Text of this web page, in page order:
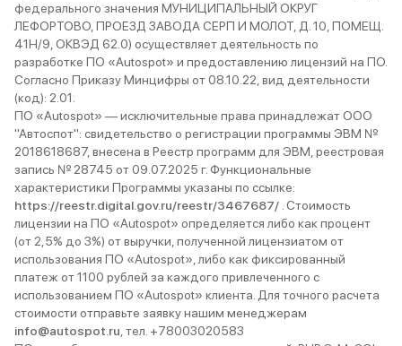
федерального значения МУНИЦИПАЛЬНЫЙ ОКРУГ
ЛЕФОРТОВО, ПРОЕЗД ЗАВОДА СЕРП И МОЛОТ, Д. 10, ПОМЕЩ.
41Н/9, ОКВЭД 62.0) осуществляет деятельность по
разработке ПО «Autospot» и предоставлению лицензий на ПО.
Согласно Приказу Минцифры от 08.10.22, вид деятельности
(код): 2.01.
ПО «Autospot» — исключительные права принадлежат ООО
"Автоспот": свидетельство о регистрации программы ЭВМ №
2018618687, внесена в Реестр программ для ЭВМ, реестровая
запись № 28745 от 09.07.2025 г. Функциональные
характеристики Программы указаны по ссылке:
https://reestr.digital.gov.ru/reestr/3467687/ . Стоимость
лицензии на ПО «Autospot» определяется либо как процент
(от 2,5% до 3%) от выручки, полученной лицензиатом от
использования ПО «Autospot», либо как фиксированный
платеж от 1100 рублей за каждого привлеченного с
использованием ПО «Autospot» клиента. Для точного расчета
стоимости отправьте заявку нашим менеджерам
info@autospot.ru , тел. +78003020583